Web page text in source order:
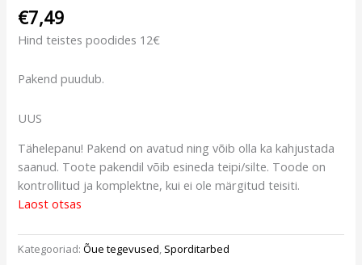
€7,49
Hind teistes poodides 12€
Pakend puudub.
UUS
Tähelepanu! Pakend on avatud ning võib olla ka kahjustada
saanud. Toote pakendil võib esineda teipi/silte. Toode on
kontrollitud ja komplektne, kui ei ole märgitud teisiti.
Laost otsas
Kategooriad:Õue tegevused, Sporditarbed